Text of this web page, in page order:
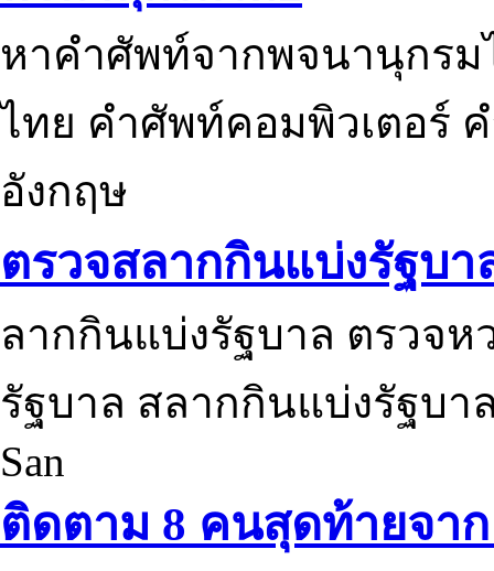
หาคำศัพท์จากพจนานุกรม
ไทย คำศัพท์คอมพิวเตอร์
อังกฤษ
ตรวจสลากกินแบ่งรัฐบา
ลากกินแบ่งรัฐบาล ตรวจ
รัฐบาล สลากกินแบ่งรัฐบา
San
ติดตาม 8 คนสุดท้ายจาก